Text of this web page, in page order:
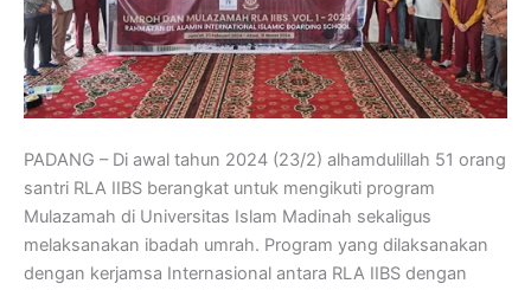
PADANG – Di awal tahun 2024 (23/2) alhamdulillah 51 orang
santri RLA IIBS berangkat untuk mengikuti program
Mulazamah di Universitas Islam Madinah sekaligus
melaksanakan ibadah umrah. Program yang dilaksanakan
dengan kerjamsa Internasional antara RLA IIBS dengan